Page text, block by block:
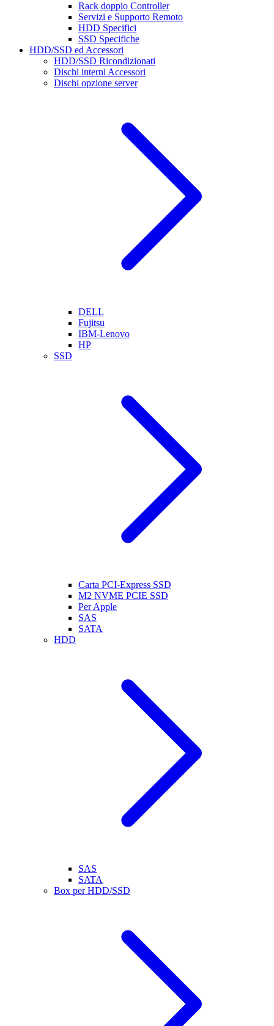
Rack doppio Controller
Servizi e Supporto Remoto
HDD Specifici
SSD Specifiche
HDD/SSD ed Accessori
HDD/SSD Ricondizionati
Dischi interni Accessori
Dischi opzione server
DELL
Fujitsu
IBM-Lenovo
HP
SSD
Carta PCI-Express SSD
M2 NVME PCIE SSD
Per Apple
SAS
SATA
HDD
SAS
SATA
Box per HDD/SSD